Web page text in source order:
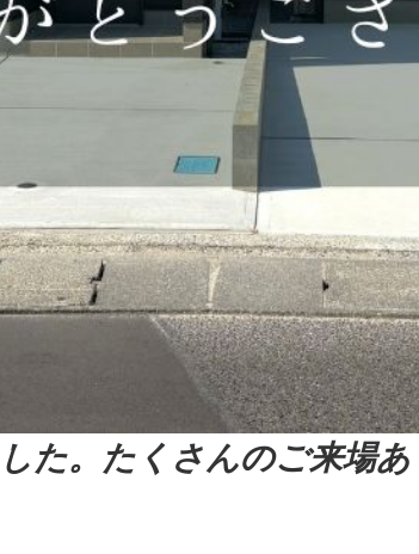
た。たくさんのご来場あ